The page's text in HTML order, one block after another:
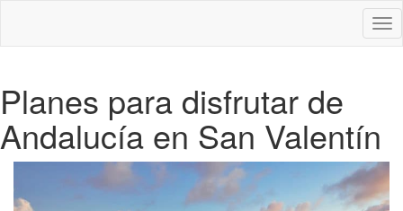
Planes para disfrutar de
Andalucía en San Valentín